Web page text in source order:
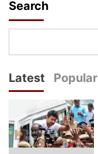
Search
Latest Popular